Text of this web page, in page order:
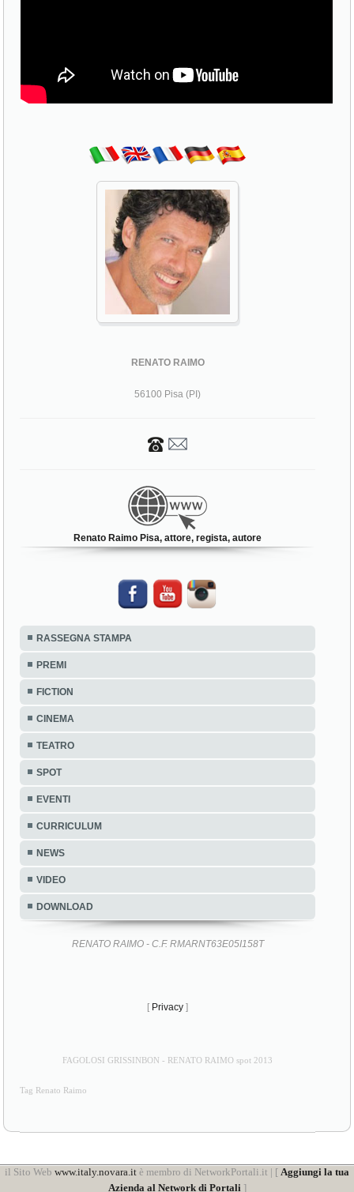
RENATO RAIMO
56100 Pisa (PI)
Renato Raimo Pisa, attore, regista, autore
RASSEGNA STAMPA
PREMI
FICTION
CINEMA
TEATRO
SPOT
EVENTI
CURRICULUM
NEWS
VIDEO
DOWNLOAD
RENATO RAIMO - C.F. RMARNT63E05I158T
[ Privacy ]
FAGOLOSI GRISSINBON - RENATO RAIMO spot 2013
Tag Renato Raimo
il Sito Web www.italy.novara.it è membro di NetworkPortali.it | [ Aggiungi la tua
Azienda al Network di Portali ]